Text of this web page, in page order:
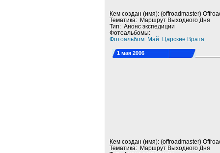
Кем создан (имя): (offroadmaster)
Тематика: Маршрут Выходного Дня
Тип: Анонс экспедиции
Фотоальбомы:
Фотоальбом. Май. Царские Врата
1 мая 2006
Кем создан (имя): (offroadmaster)
Тематика: Маршрут Выходного Дня